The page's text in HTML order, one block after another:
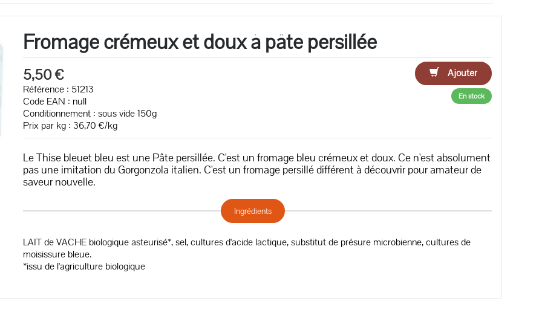
Fromage crémeux et doux à pâte persillée
5,50 €
Ajouter
Référence : 51213
Code EAN : null
Conditionnement : sous vide 150g
Prix par kg : 36,70 €/kg
En stock
Le Thise bleuet bleu est une Pâte persillée. C'est un fromage bleu crémeux et doux. Ce n'est absolument
pas une imitation du Gorgonzola italien. C'est un fromage persillé différent à découvrir pour amateur de
saveur nouvelle.
Ingrédients
LAIT de VACHE biologique asteurisé*, sel, cultures d'acide lactique, substitut de présure microbienne, cultures de
moisissure bleue.
*issu de l'agriculture biologique